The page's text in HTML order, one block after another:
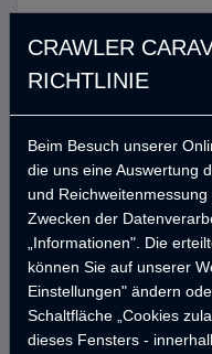
TRC 458
Sicht
CRAWLER
RICHTLINIE
Beim Besuch unserer
die uns eine Auswertung
und
Zwecken der
„Informationen". Die
können Sie auf unserer
Einstellungen" ändern
Schaltfläche „Cookies
dieses Fensters -